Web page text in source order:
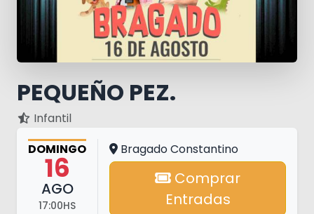
PEQUEÑO PEZ.
Infantil
DOMINGO
16
AGO
17:00HS
Bragado Constantino
Comprar
Entradas